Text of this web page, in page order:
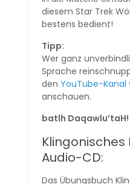
diesem Star Trek
bestens bedient!
Tipp:
Wer ganz
Sprache
denYouTube-Kanal
anschauen.
batlh Daqawlu’taH!
Klingonisches
Audio-CD:
Das Übungsbuch